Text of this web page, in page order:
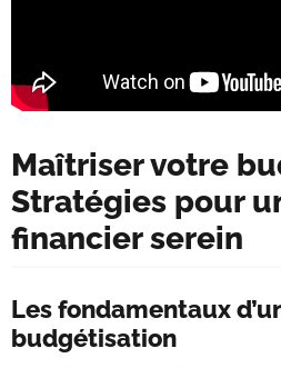
Maîtriser votre
Stratégies pour
financier serein
Les fondamentaux
budgétisation